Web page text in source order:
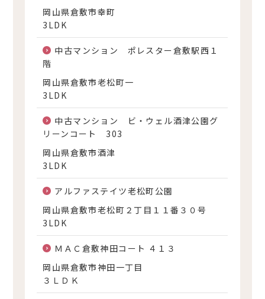
岡山県倉敷市幸町
3LDK
中古マンション ポレスター倉敷駅西１
階
岡山県倉敷市老松町一
3LDK
中古マンション ビ・ウェル酒津公園グ
リーンコート 303
岡山県倉敷市酒津
3LDK
アルファステイツ老松町公園
岡山県倉敷市老松町２丁目１１番３０号
3LDK
ＭＡＣ倉敷神田コート ４１３
岡山県倉敷市神田一丁目
３ＬＤＫ